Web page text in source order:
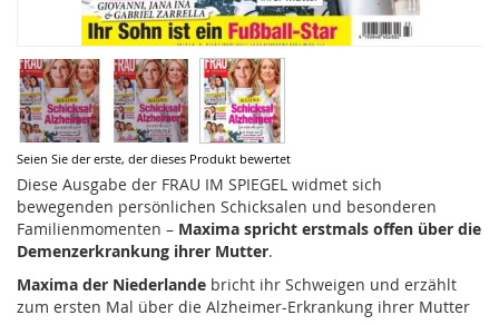
Seien Sie der erste, der dieses Produkt bewertet
Diese Ausgabe der FRAU IM SPIEGEL widmet sich
bewegenden persönlichen Schicksalen und besonderen
Familienmomenten – Maxima spricht erstmals offen über die
Demenzerkrankung ihrer Mutter.
Maxima der Niederlande bricht ihr Schweigen und erzählt
zum ersten Mal über die Alzheimer-Erkrankung ihrer Mutter
Zum
Anfang
der
Bildergalerie
springen